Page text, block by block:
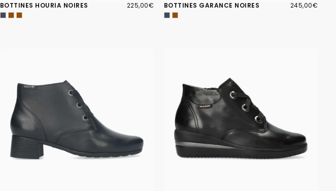
BOTTINES HOURIA NOIRES 225,00€
PRIX
225,00€ BOTTINES GARANCE NOIRES 245,00€
PRIX
245,00€